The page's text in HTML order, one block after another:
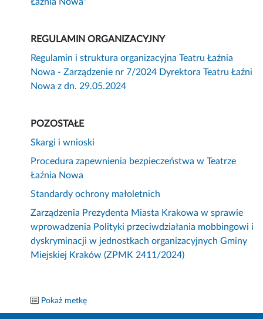
REGULAMIN ORGANIZACYJNY
Regulamin i struktura organizacyjna Teatru Łaźnia
Nowa - Zarządzenie nr 7/2024 Dyrektora Teatru Łaźni
Nowa z dn. 29.05.2024
POZOSTAŁE
Skargi i wnioski
Procedura zapewnienia bezpieczeństwa w Teatrze
Łaźnia Nowa
Standardy ochrony małoletnich
Zarządzenia Prezydenta Miasta Krakowa w sprawie
wprowadzenia Polityki przeciwdziałania mobbingowi i
dyskryminacji w jednostkach organizacyjnych Gminy
Miejskiej Kraków (ZPMK 2411/2024)
Pokaż metkę